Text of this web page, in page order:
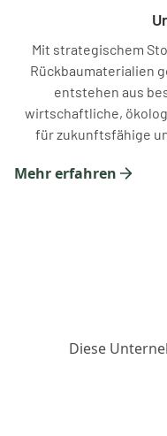
Mit strategischem
Rückbaumaterialien
entstehen aus
wirtschaftliche,
für zukunftsfähige
Mehr erfahren
Diese